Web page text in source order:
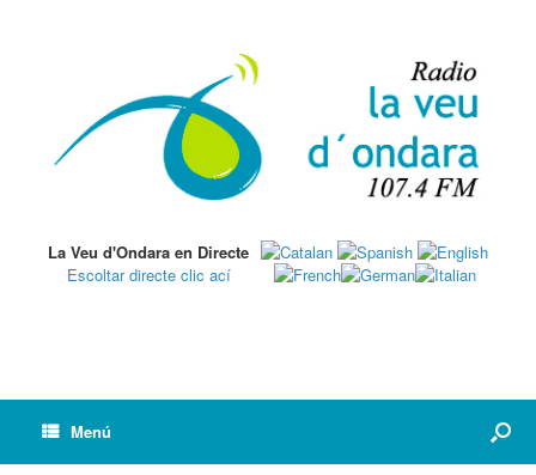
La Veu d'Ondara en Directe
Escoltar directe clic ací
Menú